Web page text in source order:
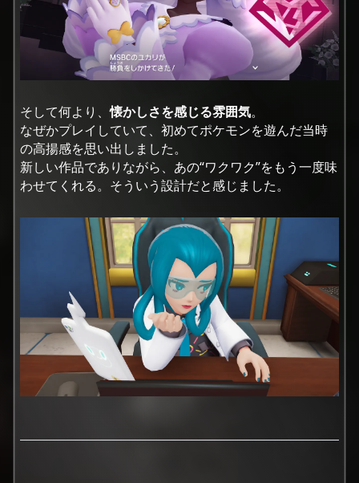
そして何より、懐かしさを感じる雰囲気。
なぜかプレイしていて、初めてポケモンを遊んだ当時
の高揚感を思い出しました。
新しい作品でありながら、あの“ワクワク”をもう一度味
わせてくれる。そういう設計だと感じました。